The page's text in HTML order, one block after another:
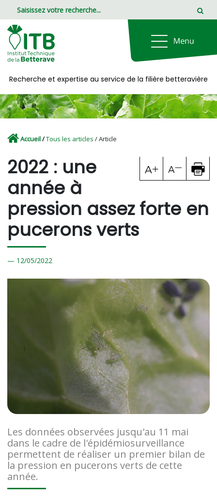
Recherche et expertise au service de la filière betteravière
Accueil/Tous les articles / Article
2022 : une
année à
pression assez forte en
pucerons verts
12/05/2022
Les données observées jusqu'au 11 mai
dans le cadre de l'épidémiosurveillance
permettent de réaliser un premier bilan de
la pression en pucerons verts de cette
année.
Panneau de gestion des cookies